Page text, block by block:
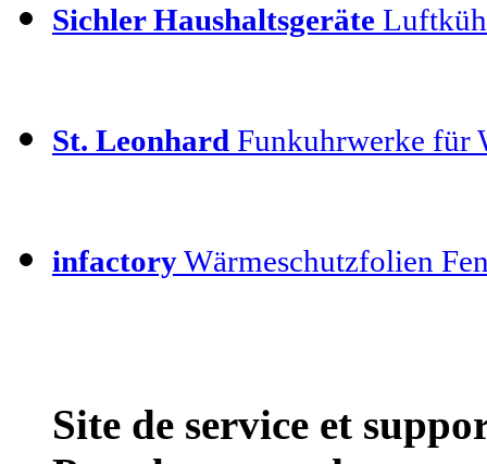
Sichler Haushaltsgeräte
St. Leonhard Funkuhrwerke für
infactoryWärmeschutzfolien
Site de service et